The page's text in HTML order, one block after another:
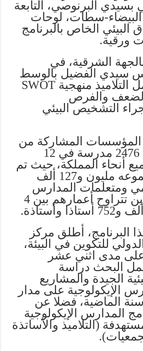
بسيدي البرنوصي، التابعة
البيضاء-سطات، لوحات
البيئي الخاص بالبرنامج
ورقية.
الشرقية، في
سيدي الفضيل بالوسط
القروي، استعمل التلاميذ منهجية SWOT
والفرص
التشخيص البيئي
المؤسسات المشاركة من
17 مدرسة إلى 2476 مدرسة في 12
أنحاء المملكة، حيث تم
تحسيس مامجموعه مليون و127 ألف
ومتعلمات المدارس
الإيكولوجية الذين تتراوح أعمارهم بين 4
البرنامج، أطلق مركز
للتكوين في البيئة،
مدى اثني عشر
البحث دراسة
الجيدة والمشاريع
الإيكولوجية على مدار
الماضية، فضلا عن
المدارس الإيكولوجية
(التلاميذ والأساتذة